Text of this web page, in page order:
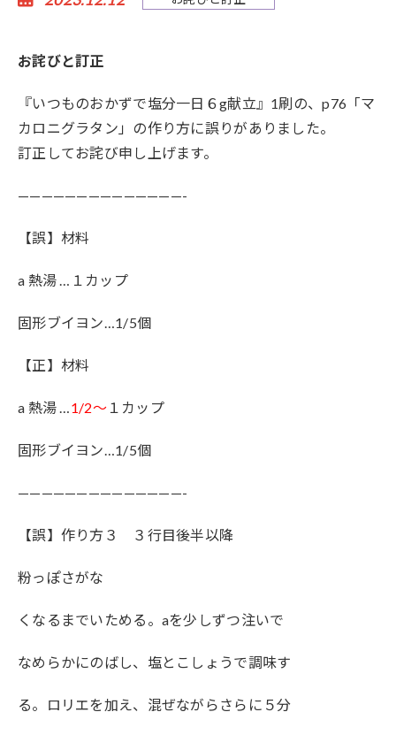
お詫びと訂正
『いつものおかずで塩分一日６g献立』1刷の、p76「マ
カロニグラタン」の作り方に誤りがありました。
訂正してお詫び申し上げます。
——————————————-
【誤】材料
a 熱湯 …１カップ
固形ブイヨン…1/5個
【正】材料
a 熱湯 …1/2～１カップ
固形ブイヨン…1/5個
——————————————-
【誤】作り方３ ３行目後半以降
粉っぽさがな
くなるまでいためる。aを少しずつ注いで
なめらかにのばし、塩とこしょうで調味す
る。ロリエを加え、混ぜながらさらに５分